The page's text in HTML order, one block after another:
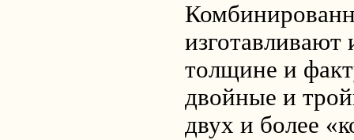
изготавливают
толщине и
двойные и
двух и более